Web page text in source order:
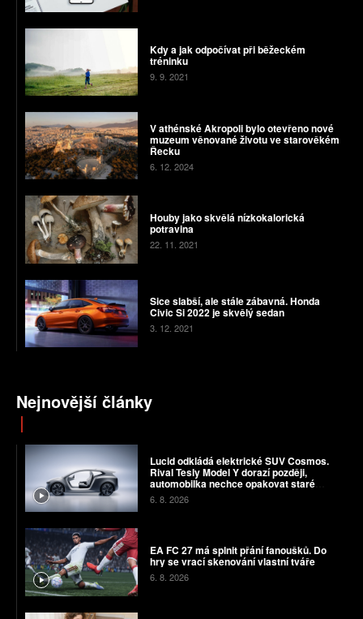
Kdy a jak odpočívat při běžeckém
tréninku
9. 9. 2021
V athénské Akropoli bylo otevřeno nové
muzeum věnované životu ve starověkém
Řecku
6. 12. 2024
Houby jako skvělá nízkokalorická
potravina
22. 11. 2021
Sice slabší, ale stále zábavná. Honda
Civic Si 2022 je skvělý sedan
3. 12. 2021
Nejnovější články
Lucid odkládá elektrické SUV Cosmos.
Rival Tesly Model Y dorazí později,
automobilka nechce opakovat staré
chyby
6. 8. 2026
EA FC 27 má splnit přání fanoušků. Do
hry se vrací skenování vlastní tváře
6. 8. 2026